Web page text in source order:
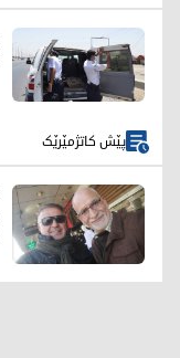
پێش کاتژمێرێک